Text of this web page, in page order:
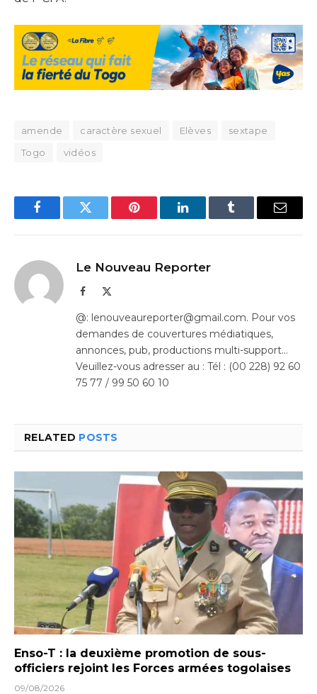
amende caractère sexuel Elèves
sextape
Togo
vidéos
FacebookTwitter Pinterest LinkedInTumblr Email
Le Nouveau Reporter
Facebook
@: lenouveaureporter@gmail.com. Pour vos
demandes de couvertures médiatiques,
annonces, pub, productions multi-support…
Veuillez-vous adresser au : Tél : (00 228) 92 60
75 77 / 99 50 60 10
RELATED POSTS
Enso-T : la deuxième promotion de sous-
officiers rejoint les Forces armées togolaises
09/08/2026